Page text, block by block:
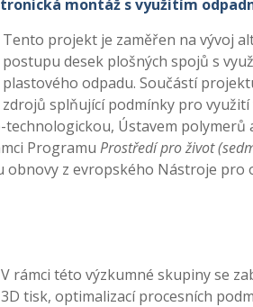
montáž s využitím
Tento projekt je zaměřen na vývoj
postupu desek plošných spojů s
plastového odpadu. Součástí
zdrojů splňující podmínky pro
technologickou, Ústavem
Programu Prostředí pro život
obnovy z evropského Nástroje
V rámci této výzkumné skupiny se
3D tisk, optimalizací procesních